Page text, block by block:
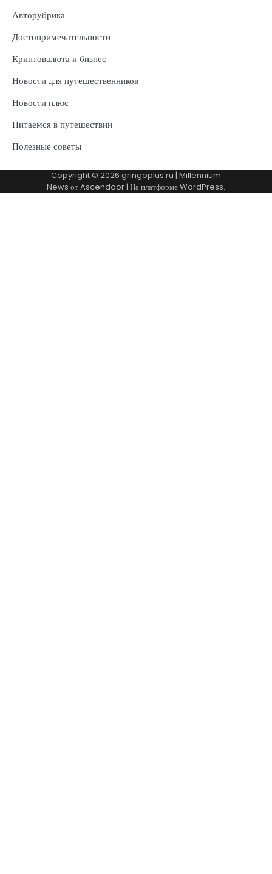
Авторубрика
Достопримечательности
Криптовалюта и бизнес
Новости для путешественников
Новости плюс
Питаемся в путешествии
Полезные советы
Copyright © 2026 gringoplus.ru | Millennium
News отAscendoor| На платформеWordPress.